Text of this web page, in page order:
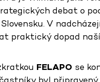
debat o
V
praktický dopad
FELAPO se
byl